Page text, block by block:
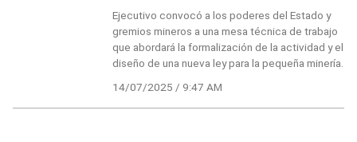
Ejecutivo convocó a los poderes del Estado y
gremios mineros a una mesa técnica de trabajo
que abordará la formalización de la actividad y el
diseño de una nueva ley para la pequeña minería.
14/07/2025 / 9:47 AM